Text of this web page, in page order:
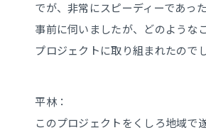
でが、非常にスピーディーであっ
事前に伺いましたが、どのような
プロジェクトに取り組まれたので
平林：
このプロジェクトをくしろ地域で